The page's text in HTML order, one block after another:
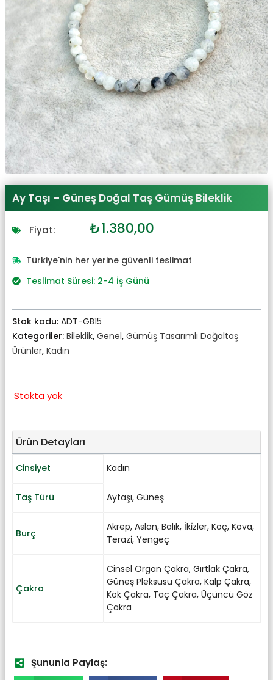
Ay Taşı – Güneş Doğal Taş Gümüş Bileklik
Fiyat: Orijinal
₺1.518,00.
₺1.380,00
fiyat:
Türkiye'nin her yerine güvenli teslimat
Teslimat Süresi: 2-4 İş Günü
Stok kodu: ADT-GB15
Kategoriler: Bileklik, Genel, Gümüş Tasarımlı Doğaltaş
Ürünler, Kadın
Stokta yok
Ürün Detayları
Cinsiyet Kadın
Taş Türü Aytaşı, Güneş
Burç
Akrep, Aslan, Balık, İki̇zler, Koç, Kova,
Terazi̇, Yengeç
Çakra
Cinsel Organ Çakra, Gırtlak Çakra,
Güneş Pleksusu Çakra, Kalp Çakra,
Kök Çakra, Taç Çakra, Üçüncü Göz
Çakra
Şununla Paylaş: